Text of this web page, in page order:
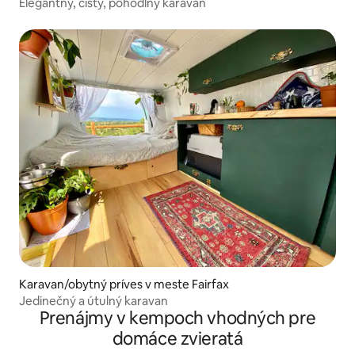
Karavan/obytný príves v meste Fairfax
Jedinečný a útulný karavan
Prenájmy v kempoch vhodných pre
domáce zvieratá